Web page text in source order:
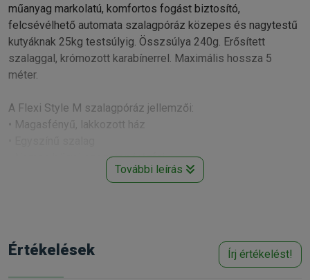
műanyag markolatú, komfortos fogást biztosító,
felcsévélhető automata szalagpóráz közepes és nagytestű
kutyáknak 25kg testsúlyig. Összsúlya 240g. Erősített
szalaggal, krómozott karabínerrel. Maximális hossza 5
méter.
A Flexi Style M szalagpóráz jellemzői:
• Magasfényű, lakkozott ház
• Nemes bőrrel szegett pórázfej
• Krómozott karabiner
Minden FLEXI előny egy pillantásra:
• Biztonságos kapcsolat ember és állat között
• Több mozgásszabadság a kutyának
További leírás
Értékelések Írj értékelést!